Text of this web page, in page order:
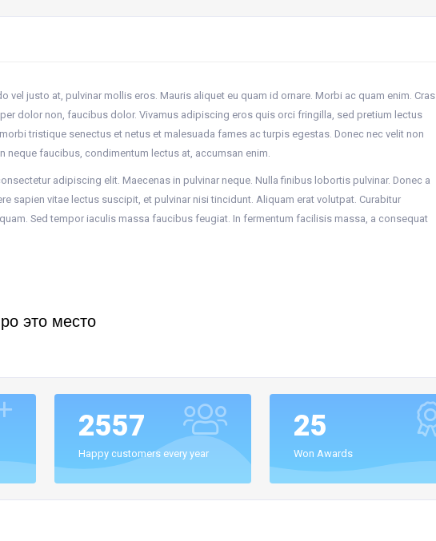
vel justo at, pulvinar mollis eros. Mauris aliquet eu quam id ornare. Morbi ac quam enim. Cras
dolor non, faucibus dolor. Vivamus adipiscing eros quis orci fringilla, sed pretium lectus
tristique senectus et netus et malesuada fames ac turpis egestas. Donec nec velit non
neque faucibus, condimentum lectus at, accumsan enim.
adipiscing elit. Maecenas in pulvinar neque. Nulla finibus lobortis pulvinar. Donec a
sapien vitae lectus suscipit, et pulvinar nisi tincidunt. Aliquam erat volutpat. Curabitur
Sed tempor iaculis massa faucibus feugiat. In fermentum facilisis massa, a consequat
это место
2557
Happy customers every year
25
Won Awards